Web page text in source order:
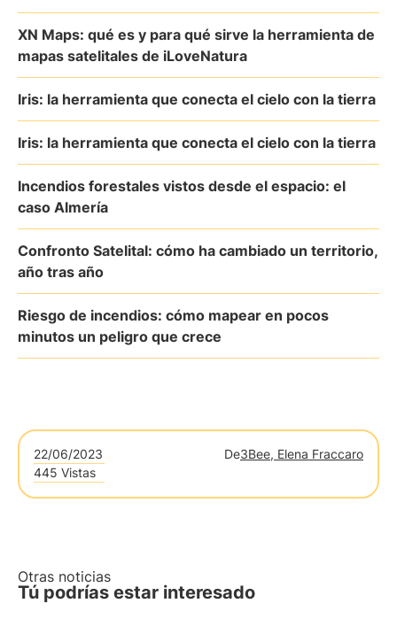
XN Maps: qué es y para qué sirve la herramienta de
mapas satelitales de iLoveNatura
Iris: la herramienta que conecta el cielo con la tierra
Iris: la herramienta que conecta el cielo con la tierra
Incendios forestales vistos desde el espacio: el
caso Almería
Confronto Satelital: cómo ha cambiado un territorio,
año tras año
Riesgo de incendios: cómo mapear en pocos
minutos un peligro que crece
22/06/2023 De3Bee, Elena Fraccaro
445 Vistas
Otras noticias
Tú podrías estar interesado